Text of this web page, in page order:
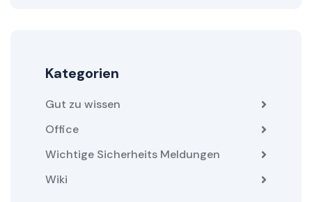
Kategorien
Gut zu wissen
Office
Wichtige Sicherheits Meldungen
Wiki